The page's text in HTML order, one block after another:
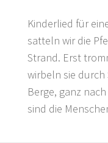
Kinderlied für
satteln wir die
Strand. Erst
wirbeln sie
Berge, ganz
sind die